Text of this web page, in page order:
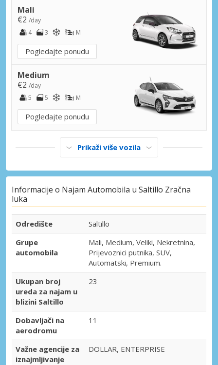
Mali
€2 /day
4
3 M
Pogledajte ponudu
Medium
€2 /day
5
5 M
Pogledajte ponudu
Prikaži više vozila
Informacije o Najam Automobila u Saltillo Zračna
luka
Odredište
Saltillo
Grupe
automobila
Mali, Medium, Veliki, Nekretnina,
Prijevoznici putnika, SUV,
Automatski, Premium.
Ukupan broj
ureda za najam u
blizini Saltillo
23
Dobavljači na
aerodromu
11
Važne agencije za
iznajmljivanje
DOLLAR, ENTERPRISE